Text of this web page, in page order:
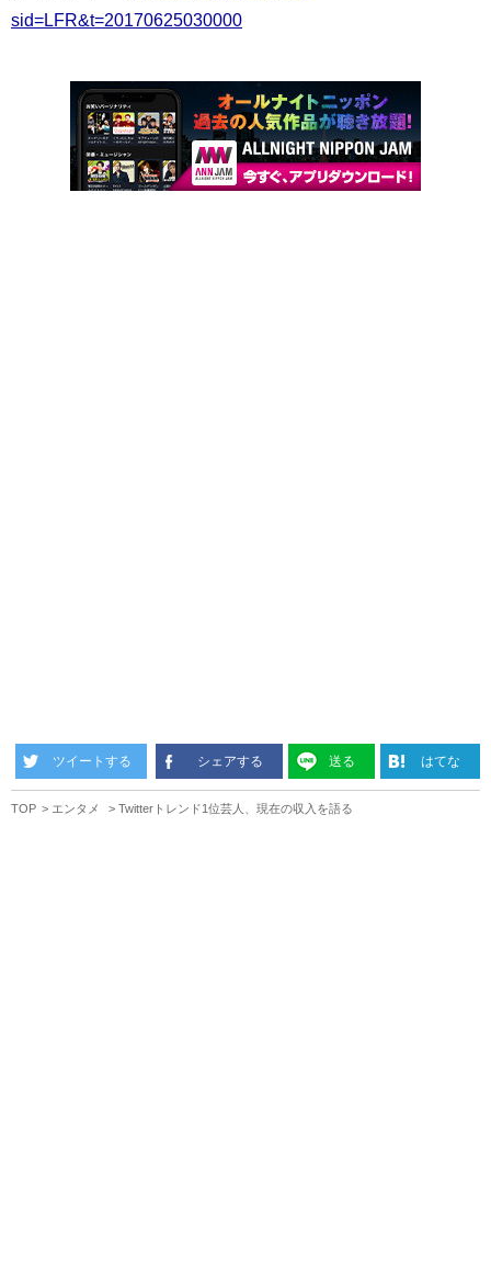
sid=LFR&t=20170625030000
ツイートする シェアする 送る はてな
TOP エンタメ Twitterトレンド1位芸人、現在の収入を語る